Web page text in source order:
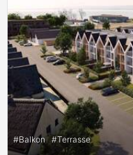
#Balkon #Terrasse